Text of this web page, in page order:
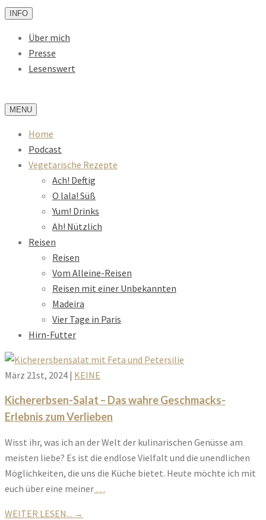
INFO
Über mich
Presse
Lesenswert
MENU
Home
Podcast
Vegetarische Rezepte
Ach! Deftig
O lala! Süß
Yum! Drinks
Ah! Nützlich
Reisen
Reisen
Vom Alleine-Reisen
Reisen mit einer Unbekannten
Madeira
Vier Tage in Paris
Hirn-Futter
März 21st, 2024 | KEINE
Kichererbsen-Salat – Das wahre Geschmacks-
Erlebnis zum Verlieben
Wisst ihr, was ich an der Welt der kulinarischen Genüsse am
meisten liebe? Es ist die endlose Vielfalt und die unendlichen
Möglichkeiten, die uns die Küche bietet. Heute möchte ich mit
euch über eine meiner …
WEITER LESEN... →